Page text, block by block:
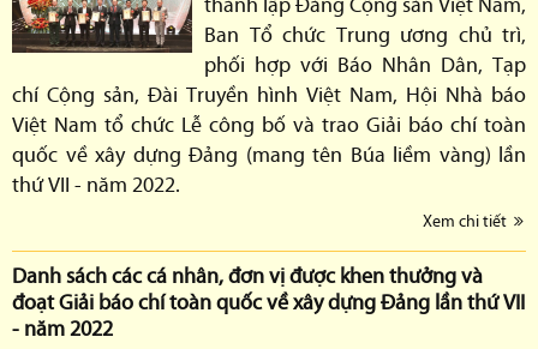
Ban Tổ chức Trung ương chủ trì,
phối hợp với Báo Nhân Dân, Tạp
chí Cộng sản, Đài Truyền hình Việt Nam, Hội Nhà báo
Việt Nam tổ chức Lễ công bố và trao Giải báo chí toàn
quốc về xây dựng Đảng (mang tên Búa liềm vàng) lần
thứ VII - năm 2022.
Xem chi tiết
Danh sách các cá nhân, đơn vị được khen thưởng và
đoạt Giải báo chí toàn quốc về xây dựng Đảng lần thứ VII
- năm 2022